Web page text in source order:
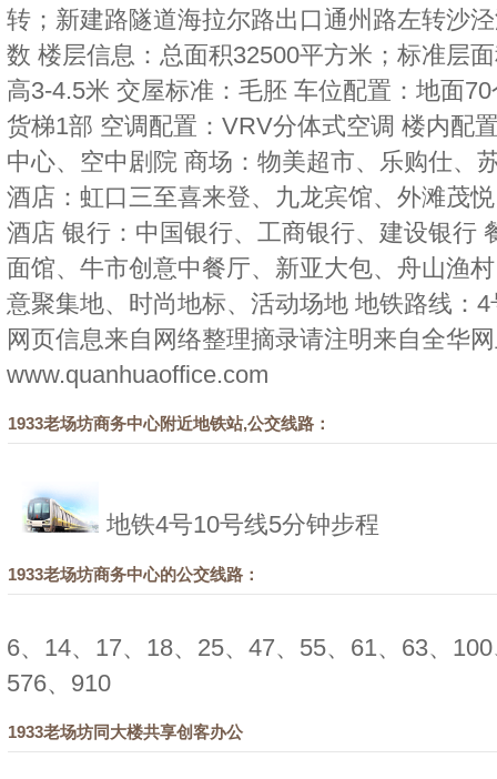
转；新建路隧道海拉尔路出口通州路左转沙
数 楼层信息：总面积32500平方米；标准层
高3-4.5米 交屋标准：毛胚 车位配置：地面
货梯1部 空调配置：VRV分体式空调 楼内配
中心、空中剧院 商场：物美超市、乐购仕、
酒店：虹口三至喜来登、九龙宾馆、外滩茂
酒店 银行：中国银行、工商银行、建设银行
面馆、牛市创意中餐厅、新亚大包、舟山渔
意聚集地、时尚地标、活动场地 地铁路线：
网页信息来自网络整理摘录请注明来自全华
www.quanhuaoffice.com
1933老场坊商务中心附近地铁站,公交线路：
地铁4号10号线5分钟步程
1933老场坊商务中心的公交线路：
6、14、17、18、25、47、55、61、63、
576、910
1933老场坊同大楼共享创客办公